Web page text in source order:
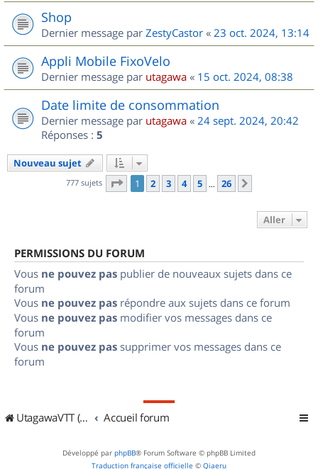
Shop
Dernier message par ZestyCastor « 23 oct. 2024, 13:14
Appli Mobile FixoVelo
Dernier message par utagawa « 15 oct. 2024, 08:38
Date limite de consommation
Dernier message par utagawa « 24 sept. 2024, 20:42
Réponses : 5
Nouveau sujet
777 sujets Page 1sur
1 2 3 4 5 … 26
Aller
PERMISSIONS DU FORUM
Vous ne pouvez pas publier de nouveaux sujets dans ce
forum
Vous ne pouvez pas répondre aux sujets dans ce forum
Vous ne pouvez pas modifier vos messages dans ce
forum
Vous ne pouvez pas supprimer vos messages dans ce
forum
UtagawaVTT (Randos VTT et VTTAE avec traces GPS) Accueil forum
Développé par phpBB® Forum Software © phpBB Limited
Traduction française officielle © Qiaeru